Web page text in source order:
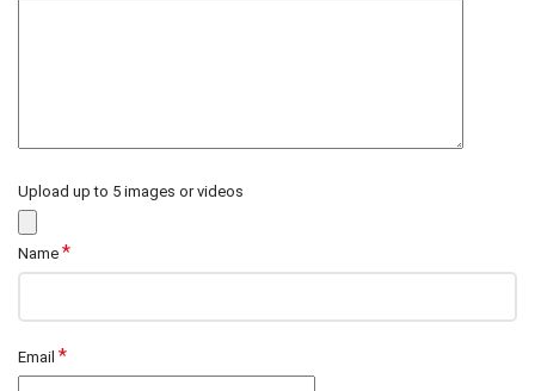
Upload up to 5 images or videos
Name *
Email *